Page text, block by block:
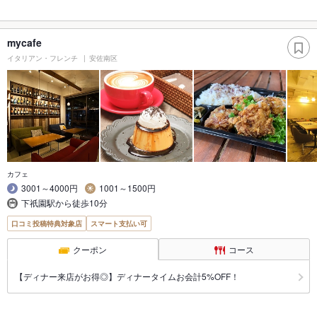
mycafe
イタリアン・フレンチ 安佐南区
カフェ
3001～4000円
1001～1500円
下祇園駅から徒歩10分
口コミ投稿特典対象店 スマート支払い可
クーポン コース
【ディナー来店がお得◎】ディナータイムお会計5%OFF！